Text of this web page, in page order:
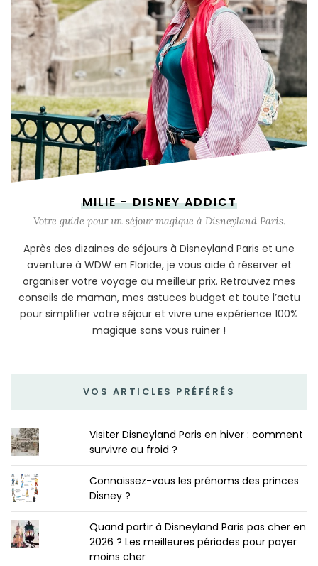
MILIE - DISNEY ADDICT
Votre guide pour un séjour magique à Disneyland Paris.
Après des dizaines de séjours à Disneyland Paris et une
aventure à WDW en Floride, je vous aide à réserver et
organiser votre voyage au meilleur prix. Retrouvez mes
conseils de maman, mes astuces budget et toute l’actu
pour simplifier votre séjour et vivre une expérience 100%
magique sans vous ruiner !
VOS ARTICLES PRÉFÉRÉS
Visiter Disneyland Paris en hiver : comment
survivre au froid ?
Connaissez-vous les prénoms des princes
Disney ?
Quand partir à Disneyland Paris pas cher en
2026 ? Les meilleures périodes pour payer
moins cher